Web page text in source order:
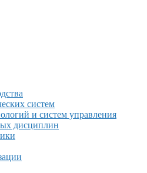
систем
и систем управления
дисциплин